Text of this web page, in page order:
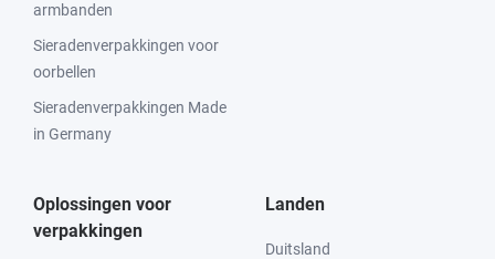
armbanden
Sieradenverpakkingen voor
oorbellen
Sieradenverpakkingen Made
in Germany
Oplossingen voor
verpakkingen
Landen
Duitsland